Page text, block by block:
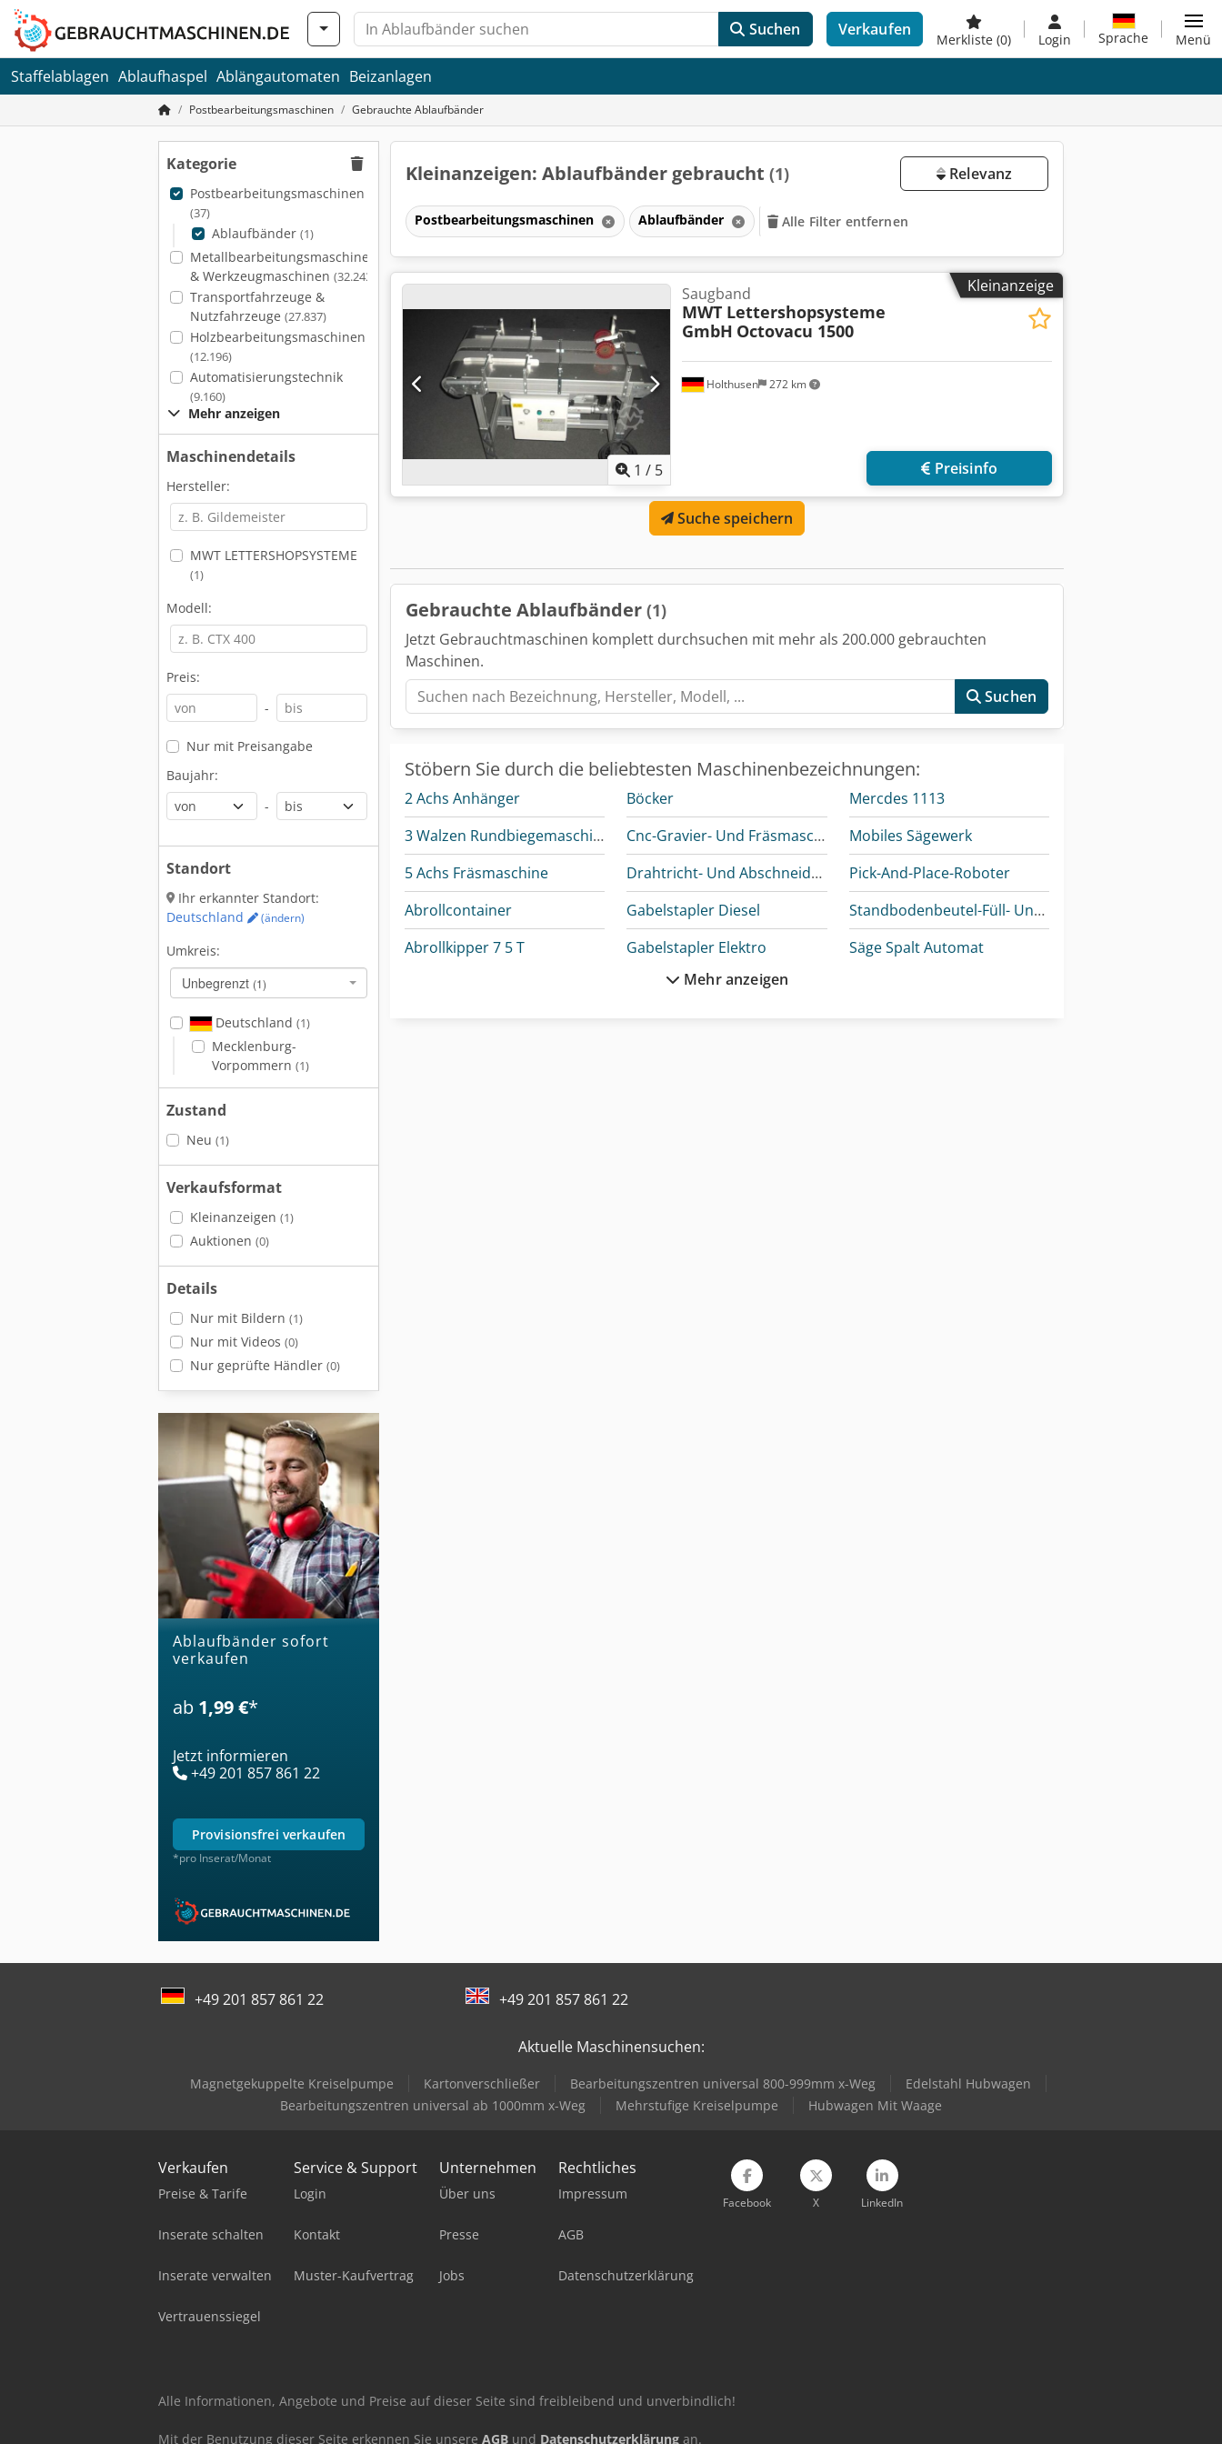
Suchen Verkaufen
Merkliste (0) Login Sprache Menü
Staffelablagen Ablaufhaspel Ablängautomaten Beizanlagen
Postbearbeitungsmaschinen Gebrauchte Ablaufbänder
Kategorie
Postbearbeitungsmaschinen
(37)
Ablaufbänder (1)
Metallbearbeitungsmaschinen
& Werkzeugmaschinen (32.243)
Transportfahrzeuge &
Nutzfahrzeuge (27.837)
Holzbearbeitungsmaschinen
(12.196)
Automatisierungstechnik
(9.160)
Mehr anzeigen
Maschinendetails
Hersteller:
MWT LETTERSHOPSYSTEME
(1)
Modell:
Preis:
-
Nur mit Preisangabe
Baujahr:
-
Standort
Ihr erkannter Standort:
Deutschland
(ändern)
Umkreis:
Unbegrenzt (1)
Deutschland (1)
Mecklenburg-
Vorpommern (1)
Zustand
Neu (1)
Verkaufsformat
Kleinanzeigen (1)
Auktionen (0)
Details
Nur mit Bildern (1)
Nur mit Videos (0)
Nur geprüfte Händler (0)
Ablaufbänder sofort
verkaufen
ab 1,99 €*
Jetzt informieren
+49 201 857 861 22
provisionsfrei verkaufen
*pro Inserat/Monat
Kleinanzeigen: Ablaufbänder gebraucht (1) Relevanz
Postbearbeitungsmaschinen Ablaufbänder Alle Filter entfernen
Kleinanzeige
1 / 5
Holthusen 272 km
Saugband
MWT Lettershopsysteme
GmbH Octovacu 1500
Preisinfo
Suche speichern
Gebrauchte Ablaufbänder (1)
Jetzt Gebrauchtmaschinen komplett durchsuchen mit mehr als 200.000 gebrauchten
Maschinen.
Suchen
Stöbern Sie durch die beliebtesten Maschinenbezeichnungen:
2 Achs Anhänger
3 Walzen Rundbiegemaschine
5 Achs Fräsmaschine
Abrollcontainer
Abrollkipper 7 5 T
Böcker
Cnc-Gravier- Und Fräsmaschine
Drahtricht- Und Abschneidemaschine
Gabelstapler Diesel
Gabelstapler Elektro
Hubwagen Manuell
Mercdes 1113
Mobiles Sägewerk
Pick-And-Place-Roboter
Standbodenbeutel-Füll- Und Verschließmaschine
Säge Spalt Automat
Mehr anzeigen
+49 201 857 861 22 +49 201 857 861 22
Aktuelle Maschinensuchen:
Magnetgekuppelte Kreiselpumpe Kartonverschließer Bearbeitungszentren universal 800-999mm x-Weg
Edelstahl Hubwagen
Bearbeitungszentren universal ab 1000mm x-Weg
Mehrstufige Kreiselpumpe Hubwagen Mit Waage
Verkaufen
Preise & Tarife
Inserate schalten
Inserate verwalten
Vertrauenssiegel
Service & Support
Login
Kontakt
Muster-Kaufvertrag
Unternehmen
Über uns
Presse
Jobs
Rechtliches
Impressum
AGB
Datenschutzerklärung
Facebook X LinkedIn
Alle Informationen, Angebote und Preise auf dieser Seite sind freibleibend und unverbindlich!
Mit der Benutzung dieser Seite erkennen Sie unsere AGB und Datenschutzerklärung an.